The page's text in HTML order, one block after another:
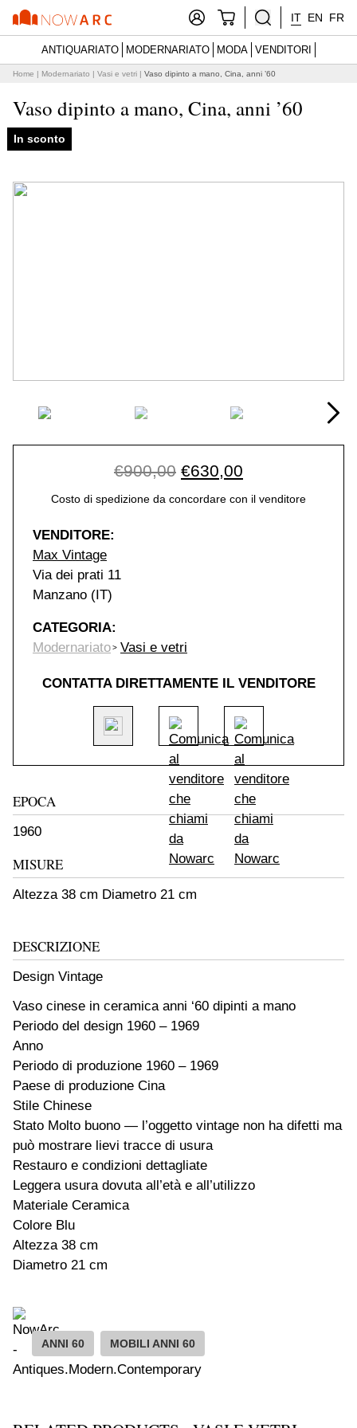
IT EN FR
ANTIQUARIATO MODERNARIATO MODA VENDITORI
Home | Modernariato | Vasi e vetri | Vaso dipinto a mano, Cina, anni ’60
Vaso dipinto a mano, Cina, anni ’60
In sconto
€900,00 Original price was:
€630,00
Costo di spedizione da concordare con il venditore
VENDITORE:
Max Vintage
Via dei prati 11
Manzano (IT)
CATEGORIA:
Modernariato
Vasi e vetri
CONTATTA DIRETTAMENTE IL VENDITORE
EPOCA
1960
MISURE
Altezza 38 cm Diametro 21 cm
DESCRIZIONE
Design Vintage
Vaso cinese in ceramica anni ‘60 dipinti a mano
Periodo del design 1960 – 1969
Anno
Periodo di produzione 1960 – 1969
Paese di produzione Cina
Stile Chinese
Stato Molto buono — l’oggetto vintage non ha difetti ma
può mostrare lievi tracce di usura
Restauro e condizioni dettagliate
Leggera usura dovuta all’età e all’utilizzo
Materiale Ceramica
Colore Blu
Altezza 38 cm
Diametro 21 cm
ANNI 60 MOBILI ANNI 60